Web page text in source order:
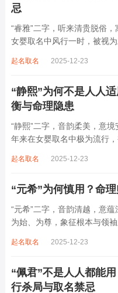
忌
“睿雅”二字，听来清贵脱俗
女婴取名中风行一时，被视
增心力。细察“睿雅”之局，
起名取名 2025-12-23
“静熙”为何不是人人
衡与命理隐患
“静熙”二字，音韵柔美，意
年来在女婴取名中极为流行
象，实藏金水偏寒、火气受
起名取名 2025-12-23
“元希”为何慎用？命
“元希”二字，音韵清越，意
为始、为尊，象征根本与领
象。然姓名非止文雅，实为
起名取名 2025-12-23
“佩君”不是人人都能
行杀局与取名禁忌